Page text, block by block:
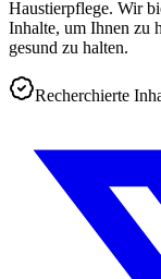
Haustierpflege. Wir
Inhalte, um Ihnen zu
gesund zu halten.
Recherchierte